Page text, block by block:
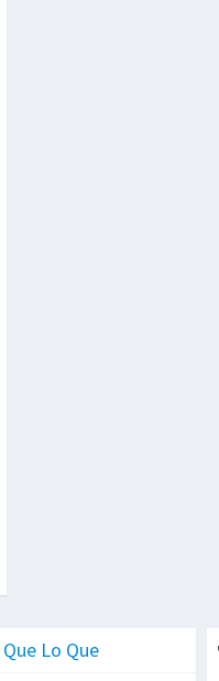
Que Lo Que